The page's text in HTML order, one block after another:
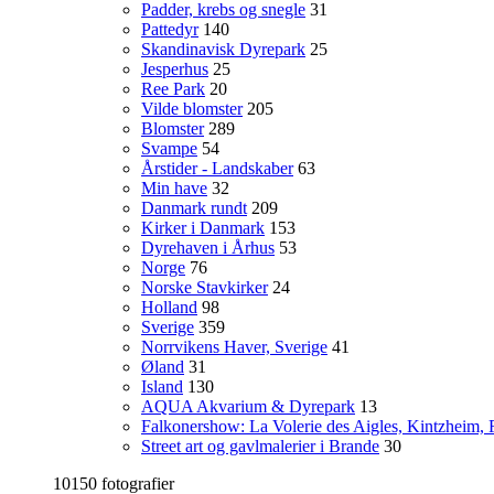
Padder, krebs og snegle 31
Pattedyr 140
Skandinavisk Dyrepark 25
Jesperhus 25
Ree Park 20
Vilde blomster 205
Blomster 289
Svampe 54
Årstider - Landskaber 63
Min have 32
Danmark rundt 209
Kirker i Danmark 153
Dyrehaven i Århus 53
Norge 76
Norske Stavkirker 24
Holland 98
Sverige 359
Norrvikens Haver, Sverige 41
Øland 31
Island 130
AQUA Akvarium & Dyrepark 13
Falkonershow: La Volerie des Aigles, Kintzheim,
Street art og gavlmalerier i Brande 30
10150 fotografier